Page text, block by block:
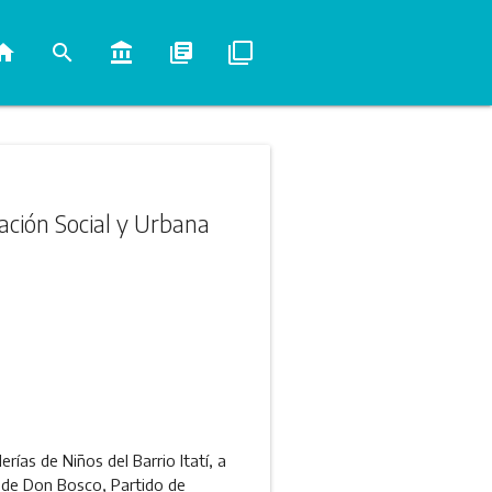
search account_balance library_books filter_none
Social y Urbana
de Niños del Barrio Itatí, a
Don Bosco, Partido de